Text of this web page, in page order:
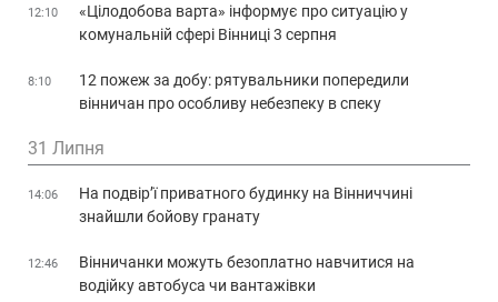
12:10
«Цілодобова варта» інформує про ситуацію у
комунальній сфері Вінниці 3 серпня
8:10
12 пожеж за добу: рятувальники попередили
вінничан про особливу небезпеку в спеку
31 Липня
14:06
На подвір’ї приватного будинку на Вінниччині
знайшли бойову гранату
12:46
Вінничанки можуть безоплатно навчитися на
водійку автобуса чи вантажівки